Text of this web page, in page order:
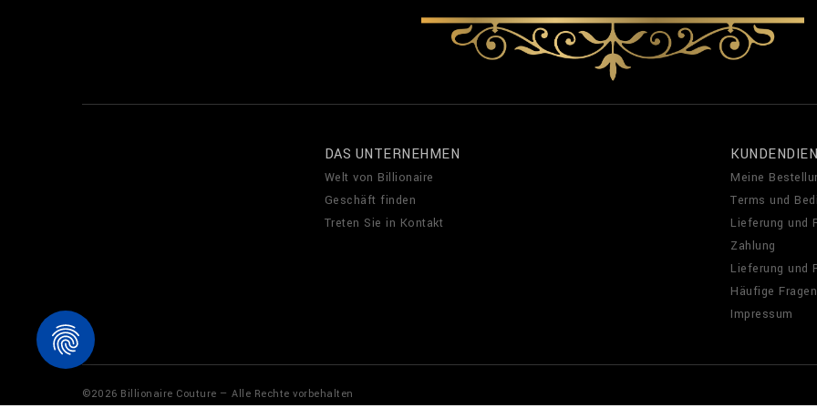
DAS UNTERNEHMEN
Welt von Billionaire
Geschäft finden
Treten Sie in Kontakt
Meine
Terms und
Lieferung und
Zahlung
Lieferung und
Häufige Fragen
Impressum
©2026 Billionaire Couture — Alle Rechte vorbehalten